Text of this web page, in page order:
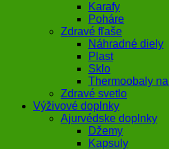
Karafy
Poháre
Zdravé fľaše
Náhradné diely
Plast
Sklo
Thermoobaly
Zdravé svetlo
Výživové doplnky
Ajurvédske doplnky
Džemy
Kapsuly